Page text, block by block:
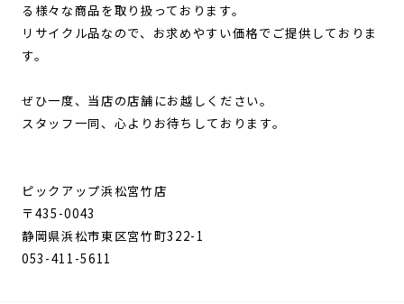
る様々な商品を取り扱っております。
リサイクル品なので、お求めやすい価格でご提供しておりま
す。
ぜひ一度、当店の店舗にお越しください。
スタッフ一同、心よりお待ちしております。
ピックアップ浜松宮竹店
〒435-0043
静岡県浜松市東区宮竹町322-1
053-411-5611